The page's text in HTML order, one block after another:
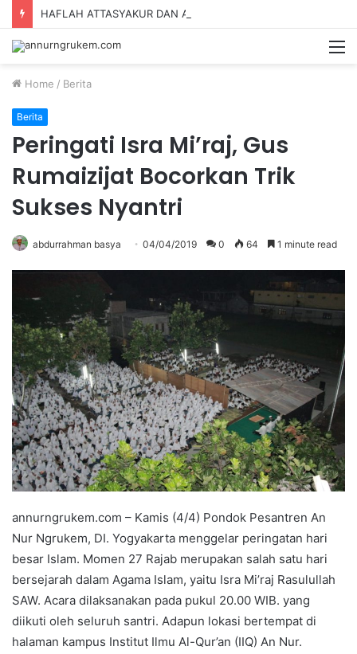
Home / Berita
Berita
Peringati Isra Mi’raj, Gus
Rumaizijat Bocorkan Trik
Sukses Nyantri
abdurrahman basya 04/04/2019 0 64 1 minute read
annurngrukem.com – Kamis (4/4) Pondok Pesantren An
Nur Ngrukem, DI. Yogyakarta menggelar peringatan hari
besar Islam. Momen 27 Rajab merupakan salah satu hari
bersejarah dalam Agama Islam, yaitu Isra Mi’raj Rasulullah
SAW. Acara dilaksanakan pada pukul 20.00 WIB. yang
diikuti oleh seluruh santri. Adapun lokasi bertempat di
halaman kampus Institut Ilmu Al-Qur’an (IIQ) An Nur.